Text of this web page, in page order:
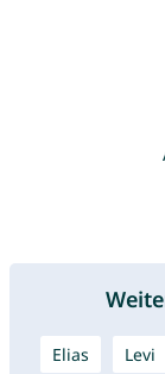
Elias Levi